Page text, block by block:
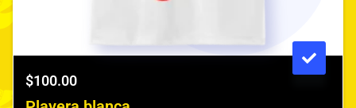
$100.00